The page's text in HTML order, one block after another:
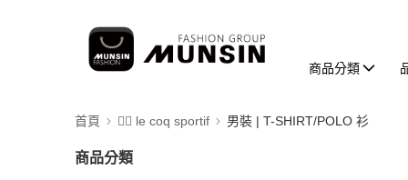
商品分類
首頁 🚴‍♂️ le coq sportif 男裝 | T-SHIRT/POLO 衫
商品分類